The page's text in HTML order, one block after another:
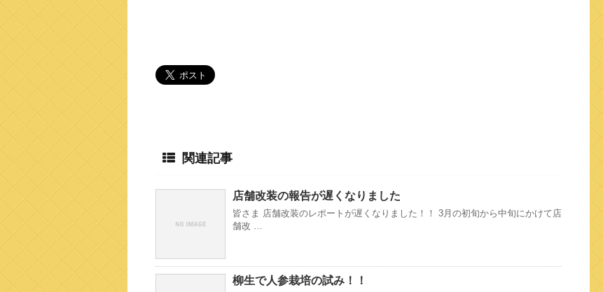
関連記事
店舗改装の報告が遅くなりました
皆さま 店舗改装のレポートが遅くなりました！！ 3月の初旬から中旬にかけて店
舗改 …
柳生で人参栽培の試み！！